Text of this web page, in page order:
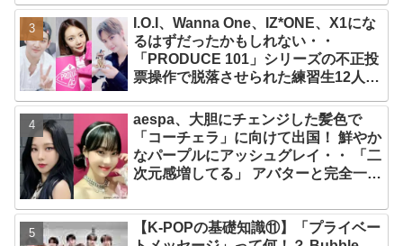
プ！ デビュー曲「Magnetic」がいき
なりの大ヒット
I.O.I、Wanna One、IZ*ONE、X1にな
るはずだったかもしれない・・
「PRODUCE 101」シリーズの不正投
票操作で脱落させられた練習生12人の
aespa、大胆にチェンジした髪色で
「コーチェラ」に向けて出国！ 鮮やか
なパープルにアッシュグレイ・・ 「二
次元感増してる」 アバターと完全一致
【K-POPの基礎知識⑪】「プライベー